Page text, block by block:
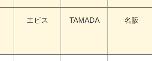
エビス TAMADA 名阪